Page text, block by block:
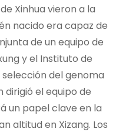
Xinhua vieron a la
nacido era capaz de
de un equipo de
y el Instituto de
del genoma
el equipo de
un papel clave en la
altitud en Xizang. Los